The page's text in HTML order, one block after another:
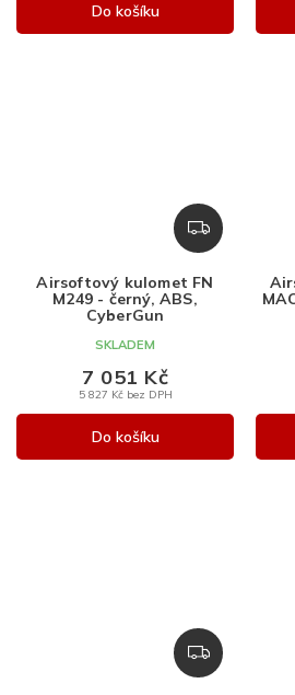
Do košíku
Z
D
R
Airsoftový kulomet FN
M249 - černý, ABS,
CyberGun
SKLADEM
5 827 Kč bez DPH
7 051 Kč
Do košíku
Z
D